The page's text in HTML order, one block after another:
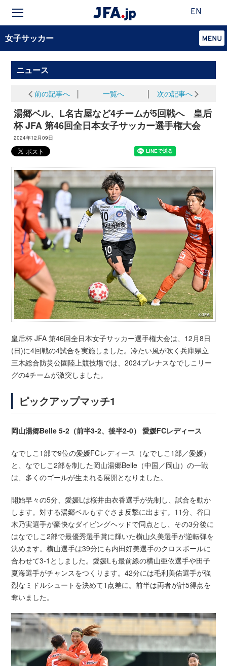
EN
女子サッカー
ニュース
前の記事へ 一覧へ 次の記事へ
湯郷ベル、L名古屋など4チームが5回戦へ 皇后
杯 JFA 第46回全日本女子サッカー選手権大会
2024年12月09日
皇后杯 JFA 第46回全日本女子サッカー選手権大会は、12月8日
(日)に4回戦の4試合を実施しました。冷たい風が吹く兵庫県立
三木総合防災公園陸上競技場では、2024プレナスなでしこリー
グの4チームが激突しました。
ピックアップマッチ1
岡山湯郷Belle 5-2（前半3-2、後半2-0） 愛媛FCレディース
なでしこ1部で9位の愛媛FCレディース（なでしこ1部／愛媛）
と、なでしこ2部を制した岡山湯郷Belle（中国／岡山）の一戦
は、多くのゴールが生まれる展開となりました。
開始早々の5分、愛媛Lは桜井由衣香選手が先制し、試合を動か
します。対する湯郷ベルもすぐさま反撃に出ます。11分、谷口
木乃実選手が豪快なダイビングヘッドで同点とし、その3分後に
はなでしこ2部で最優秀選手賞に輝いた横山久美選手が逆転弾を
決めます。横山選手は39分にも内田好美選手のクロスボールに
合わせて3-1としました。愛媛Lも最前線の横山亜依選手や田子
夏海選手がチャンスをつくります。42分には毛利美佑選手が強
烈なミドルシュートを決めて1点差に。前半は両者が計5得点を
奪いました。